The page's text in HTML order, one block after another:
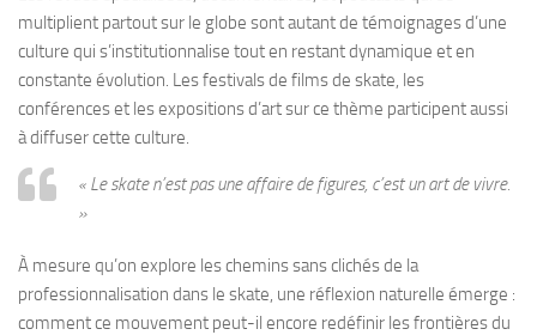
multiplient partout sur le globe sont autant de témoignages d’une
culture qui s’institutionnalise tout en restant dynamique et en
constante évolution. Les festivals de films de skate, les
conférences et les expositions d’art sur ce thème participent aussi
à diffuser cette culture.
« Le skate n’est pas une affaire de figures, c’est un art de vivre.
»
À mesure qu’on explore les chemins sans clichés de la
professionnalisation dans le skate, une réflexion naturelle émerge :
comment ce mouvement peut-il encore redéfinir les frontières du